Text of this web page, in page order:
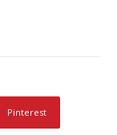
Pinterest